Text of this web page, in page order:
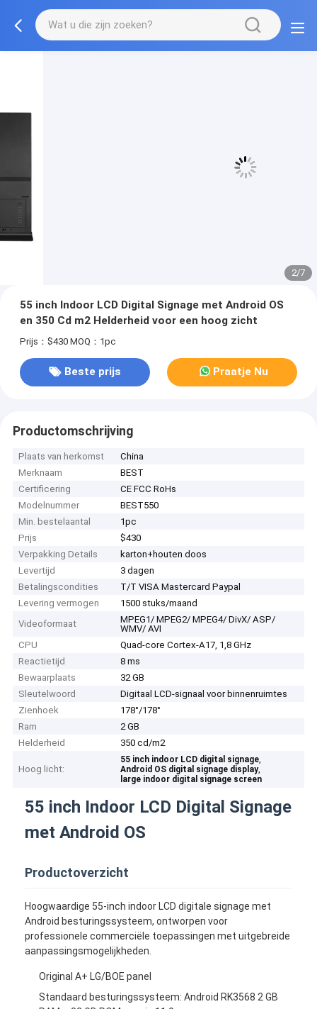
3/7
55 inch Indoor LCD Digital Signage met Android OS
en 350 Cd m2 Helderheid voor een hoog zicht
Prijs：$430 MOQ：1pc
Beste prijs Praatje Nu
Productomschrijving
Plaats van herkomst
China
Merknaam
BEST
Certificering
CE FCC RoHs
Modelnummer
BEST550
Min. bestelaantal
1pc
Prijs
$430
Verpakking Details
karton+houten doos
Levertijd
3 dagen
Betalingscondities
T/T VISA Mastercard Paypal
Levering vermogen
1500 stuks/maand
Videoformaat
MPEG1/ MPEG2/ MPEG4/ DivX/ ASP/
WMV/ AVI
CPU
Quad-core Cortex-A17, 1,8 GHz
Reactietijd
8 ms
Bewaarplaats
32 GB
Sleutelwoord
Digitaal LCD-signaal voor binnenruimtes
Zienhoek
178°/178°
Ram
2 GB
Helderheid
350 cd/m2
Hoog licht:
55 inch indoor LCD digital signage,
Android OS digital signage display,
large indoor digital signage screen
55 inch Indoor LCD Digital Signage
met Android OS
Productoverzicht
Hoogwaardige 55-inch indoor LCD digitale signage met
Android besturingssysteem, ontworpen voor
professionele commerciële toepassingen met uitgebreide
aanpassingsmogelijkheden.
Original A+ LG/BOE panel
Standaard besturingssysteem: Android RK3568 2 GB